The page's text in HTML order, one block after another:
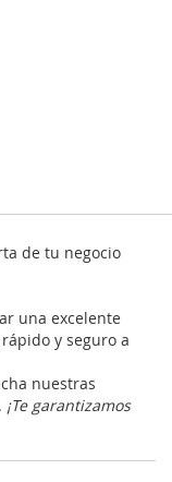
de tu negocio
una excelente
y seguro a
nuestras
¡Te garantizamos